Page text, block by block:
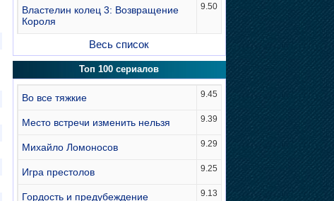
Властелин колец 3: Возвращение
Короля
9.50
Весь список
Топ 100 сериалов
Во все тяжкие 9.45
Место встречи изменить нельзя 9.39
Михайло Ломоносов 9.29
Игра престолов 9.25
Гордость и предубеждение 9.13